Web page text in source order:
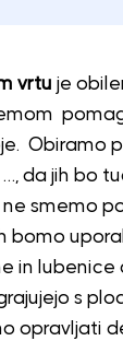
vrtu je
Obiramo
da jih bo
smemo
bomo
in lubenice
s
opravljati